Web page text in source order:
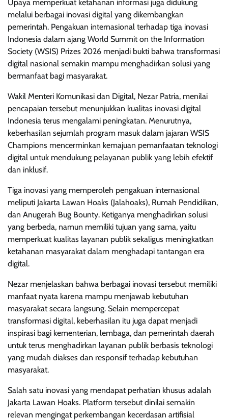
Upaya memperkuat ketahanan informasi juga didukung
melalui berbagai inovasi digital yang dikembangkan
pemerintah. Pengakuan internasional terhadap tiga inovasi
Indonesia dalam ajang World Summit on the Information
Society (WSIS) Prizes 2026 menjadi bukti bahwa transformasi
digital nasional semakin mampu menghadirkan solusi yang
bermanfaat bagi masyarakat.
Wakil Menteri Komunikasi dan Digital, Nezar Patria, menilai
pencapaian tersebut menunjukkan kualitas inovasi digital
Indonesia terus mengalami peningkatan. Menurutnya,
keberhasilan sejumlah program masuk dalam jajaran WSIS
Champions mencerminkan kemajuan pemanfaatan teknologi
digital untuk mendukung pelayanan publik yang lebih efektif
dan inklusif.
Tiga inovasi yang memperoleh pengakuan internasional
meliputi Jakarta Lawan Hoaks (Jalahoaks), Rumah Pendidikan,
dan Anugerah Bug Bounty. Ketiganya menghadirkan solusi
yang berbeda, namun memiliki tujuan yang sama, yaitu
memperkuat kualitas layanan publik sekaligus meningkatkan
ketahanan masyarakat dalam menghadapi tantangan era
digital.
Nezar menjelaskan bahwa berbagai inovasi tersebut memiliki
manfaat nyata karena mampu menjawab kebutuhan
masyarakat secara langsung. Selain mempercepat
transformasi digital, keberhasilan itu juga dapat menjadi
inspirasi bagi kementerian, lembaga, dan pemerintah daerah
untuk terus menghadirkan layanan publik berbasis teknologi
yang mudah diakses dan responsif terhadap kebutuhan
masyarakat.
Salah satu inovasi yang mendapat perhatian khusus adalah
Jakarta Lawan Hoaks. Platform tersebut dinilai semakin
relevan mengingat perkembangan kecerdasan artifisial